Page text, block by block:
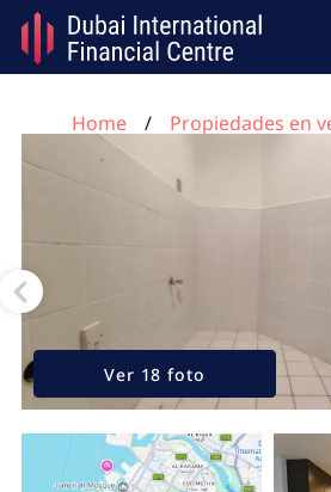
Home
Propiedades en
Apartamento de 2 dormitorios en
Ver 18 foto